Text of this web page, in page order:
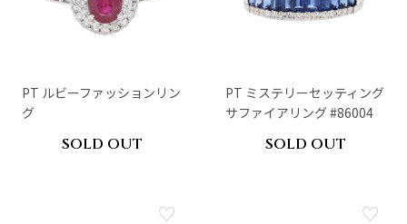
PT ルビーファッションリン
グ
SOLD OUT
PT ミステリーセッティング
サファイアリング #86004
SOLD OUT